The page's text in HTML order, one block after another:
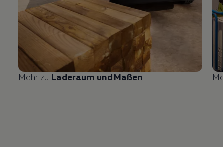
Mehr zu Laderaum und Maßen